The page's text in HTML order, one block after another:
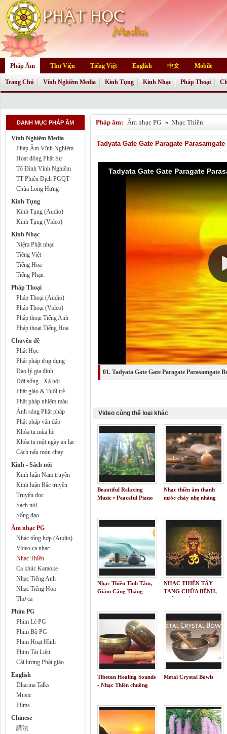
Pháp Âm Thư Viện Tiếng Việt English 中文 Mobile
Trang Chủ Vĩnh Nghiêm Media Kinh Tụng Kinh Nhạc Pháp Thoại
DANH MỤC PHÁP ÂM
Vĩnh Nghiêm Media
Pháp Âm Vĩnh Nghiêm
Hoạt động Phật Sự
Tổ Đình Vĩnh Nghiêm
TT Phiên Dịch PGQT
Chùa Long Hưng
Kinh Tụng
Kinh Tụng (Audio)
Kinh Tụng (Video)
Kinh Nhạc
Niệm Phật nhạc
Tiêng Việt
Tiếng Hoa
Tiếng Phạn
Pháp Thoại
Pháp Thoại (Audio)
Pháp Thoại (Video)
Pháp thoại Tiếng Anh
Pháp thoại Tiếng Hoa
Chuyên đề
Phật Học
Phật pháp ứng dụng
Đạo lý gia đình
Đời sống - Xã hội
Phật giáo & Tuổi trẻ
Phật pháp nhiệm màu
Ánh sáng Phật pháp
Phật pháp vấn đáp
Khóa tu mùa hè
Khóa tu một ngày an lạc
Cách nấu món chay
Kinh - Sách nói
Kinh luận Nam truyền
Kinh luận Bắc truyền
Truyện đọc
Sách nói
Sống đạo
Âm nhạc PG
Nhạc tổng hợp (Audio)
Video ca nhạc
Nhạc Thiền
Ca khúc Karaoke
Nhạc Tiếng Anh
Nhạc Tiếng Hoa
Thơ ca
Phim PG
Phim Lẻ PG
Phim Bộ PG
Phim Hoạt Hình
Phim Tài Liệu
Cải lương Phật giáo
English
Dharma Talks
Music
Films
Chinese
講法
Pháp âm: Âm nhạc PG » Nhạc Thiền
Tadyata Gate Gate Paragate
Tadyata Gate Gate Paragate
01. Tadyata Gate Gate Paragate Parasamgate
Video cùng thể loại khác
Beautiful Relaxing
Music • Peaceful Piano
Peder B. Helland
Nhạc thiền âm thanh
nước chảy nhẹ nhàng
Nhạc Thiền Tĩnh Tâm,
Giảm Căng Thẳng
NHẠC THIỀN TÂY
TẠNG CHỮA BỆNH,
NHỮNG ĐIỀU XẤU
TRONG TÂM HỒN
Tibetan Healing Sounds
- Nhạc Thiền chuông
Metal Crystal Bowls